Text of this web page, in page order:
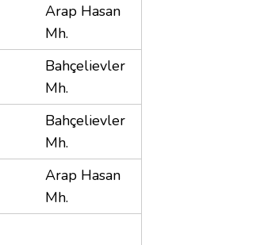
Arap Hasan
Mh.
Bahçelievler
Mh.
Bahçelievler
Mh.
Arap Hasan
Mh.